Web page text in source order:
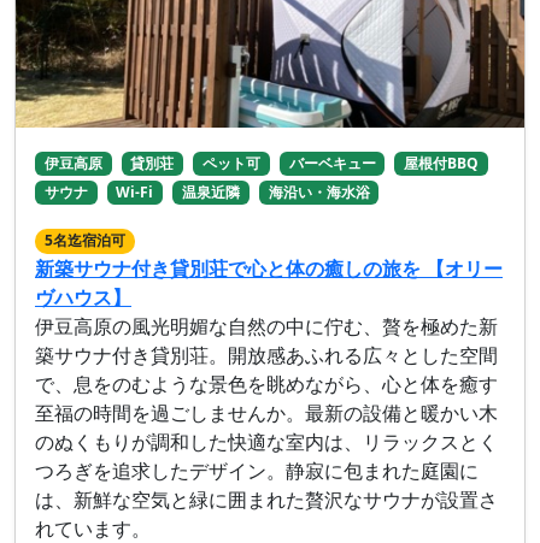
伊豆高原 貸別荘 ペット可 バーベキュー
屋根付BBQ
サウナ
Wi-Fi 温泉近隣 海沿い・海水浴
5名迄宿泊可
新築サウナ付き貸別荘で心と体の癒しの旅を 【オリー
ヴハウス】
伊豆高原の風光明媚な自然の中に佇む、贅を極めた新
築サウナ付き貸別荘。開放感あふれる広々とした空間
で、息をのむような景色を眺めながら、心と体を癒す
至福の時間を過ごしませんか。最新の設備と暖かい木
のぬくもりが調和した快適な室内は、リラックスとく
つろぎを追求したデザイン。静寂に包まれた庭園に
は、新鮮な空気と緑に囲まれた贅沢なサウナが設置さ
れています。